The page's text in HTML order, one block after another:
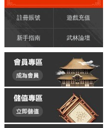
註冊賬號 遊戲充值
新手指南 武林論壇